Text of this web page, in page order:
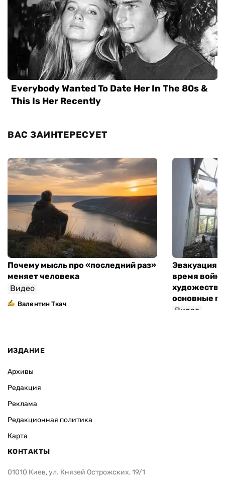
ВАС ЗАИНТЕРЕСУЕТ
Почему мысль про «последний раз»
меняет человека
Видео
Валентин Ткач
Эвакуация
время
основные
Видео
ИЗДАНИЕ
Архивы
Редакция
Реклама
Редакционная политика
Карта
КОНТАКТЫ
01010 Киев, ул. Князей Острожских, 19/1